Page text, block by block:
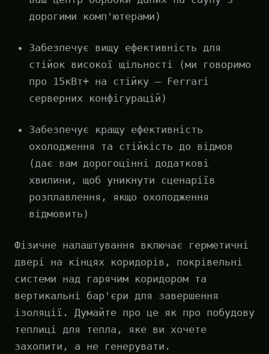
дорогими комп'ютерами)
Забезпечує вищу ефективність для
стійок високої щільності (ми говоримо
про 15кВт+ на стійку — Ferrari
серверних конфігурацій)
Забезпечує кращу ефективність
охолодження та стійкість до відмов
(дає вам дорогоцінні додаткові
хвилини, щоб уникнути сценаріїв
розплавлення, якщо охолодження
відмовить)
Фізичне налаштування включає герметичні
двері на кінцях коридорів, покрівельні
системи над гарячим коридором та
вертикальні бар'єри для завершення
ізоляції. Думайте про це як про побудову
теплиці для тепла, яке ви хочете
захопити, а не генерувати.